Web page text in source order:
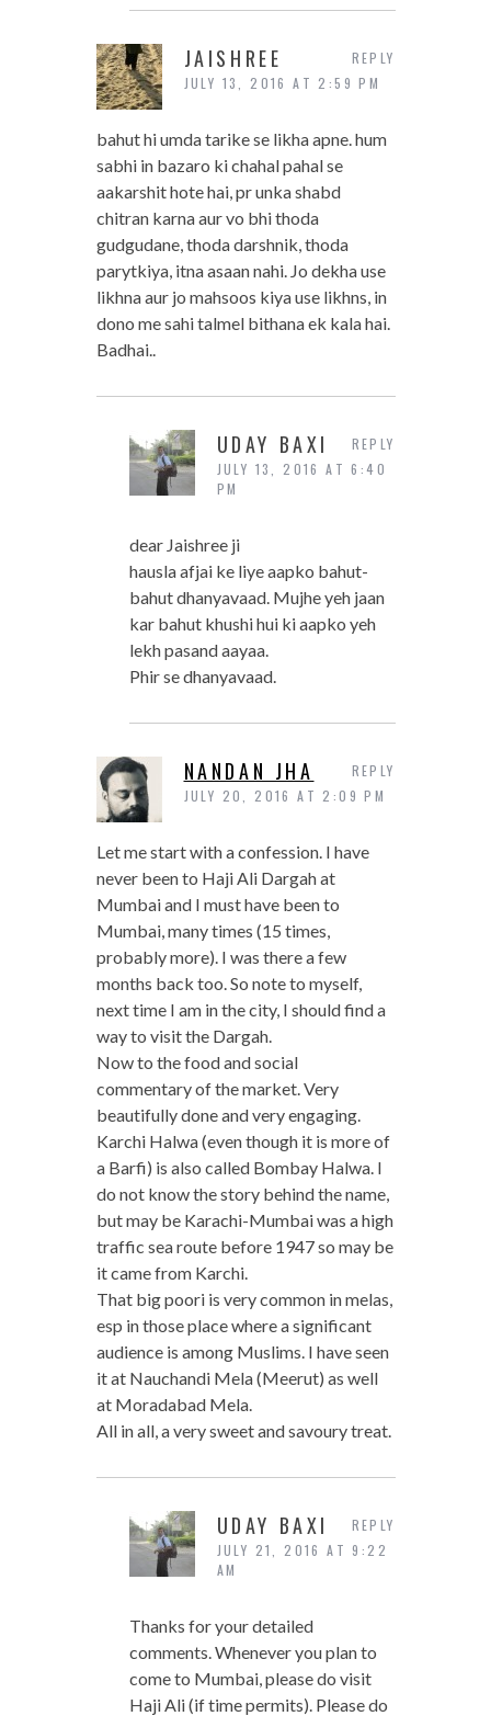
JAISHREE
JULY 13, 2016 AT 2:59 PM
bahut hi umda tarike se likha apne. hum
sabhi in bazaro ki chahal pahal se
aakarshit hote hai, pr unka shabd
chitran karna aur vo bhi thoda
gudgudane, thoda darshnik, thoda
parytkiya, itna asaan nahi. Jo dekha use
likhna aur jo mahsoos kiya use likhns, in
dono me sahi talmel bithana ek kala hai.
Badhai..
REPLY
UDAY BAXI
JULY 13, 2016 AT 6:40
PM
dear Jaishree ji
hausla afjai ke liye aapko bahut-
bahut dhanyavaad. Mujhe yeh jaan
kar bahut khushi hui ki aapko yeh
lekh pasand aayaa.
Phir se dhanyavaad.
REPLY
NANDAN JHA
JULY 20, 2016 AT 2:09 PM
Let me start with a confession. I have
never been to Haji Ali Dargah at
Mumbai and I must have been to
Mumbai, many times (15 times,
probably more). I was there a few
months back too. So note to myself,
next time I am in the city, I should find a
way to visit the Dargah.
Now to the food and social
commentary of the market. Very
beautifully done and very engaging.
Karchi Halwa (even though it is more of
a Barfi) is also called Bombay Halwa. I
do not know the story behind the name,
but may be Karachi-Mumbai was a high
traffic sea route before 1947 so may be
it came from Karchi.
That big poori is very common in melas,
esp in those place where a significant
audience is among Muslims. I have seen
it at Nauchandi Mela (Meerut) as well
at Moradabad Mela.
All in all, a very sweet and savoury treat.
REPLY
UDAY BAXI
JULY 21, 2016 AT 9:22
AM
Thanks for your detailed
comments. Whenever you plan to
come to Mumbai, please do visit
Haji Ali (if time permits). Please do
REPLY